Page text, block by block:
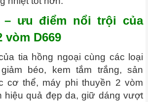
– ưu điểm nổi trội của
vòm D669
tia hồng ngoại cùng các loại
béo, kem tắm trắng, sản
cơ thể, máy phi thuyền 2 vòm
hiệu quả đẹp da, giữ dáng vượt